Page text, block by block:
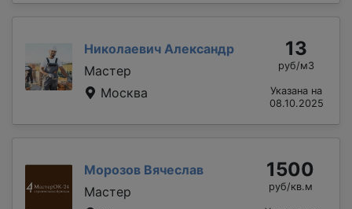
Николаевич Александр
Мастер
Москва
13
руб/м3
Указана на
08.10.2025
Морозов Вячеслав
Мастер
1500
руб/кв.м